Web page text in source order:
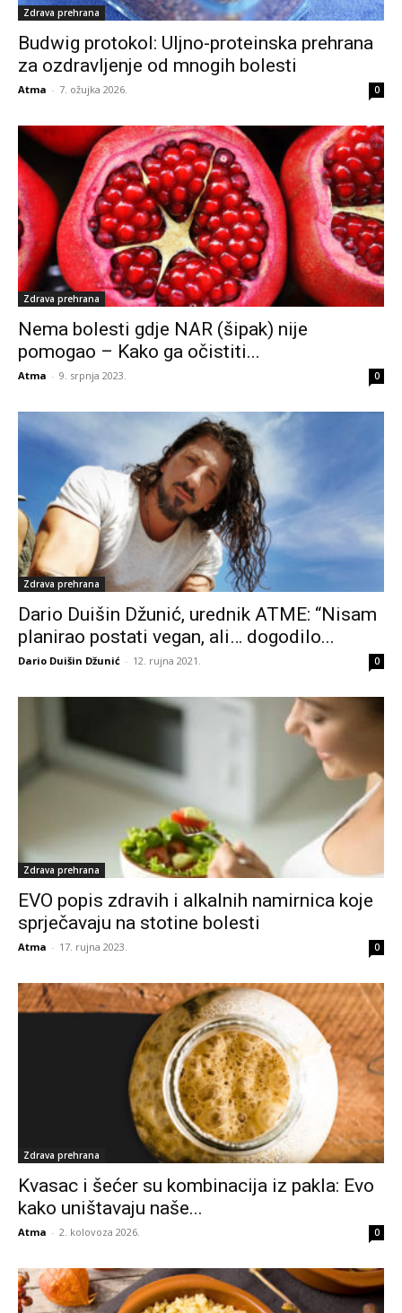
Zdrava prehrana
Budwig protokol: Uljno-proteinska prehrana
za ozdravljenje od mnogih bolesti
Atma - 7. ožujka 2026. 0
Zdrava prehrana
Nema bolesti gdje NAR (šipak) nije
pomogao – Kako ga očistiti...
Atma - 9. srpnja 2023. 0
Zdrava prehrana
Dario Duišin Džunić, urednik ATME: “Nisam
planirao postati vegan, ali… dogodilo...
Dario Duišin Džunić - 12. rujna 2021. 0
Zdrava prehrana
EVO popis zdravih i alkalnih namirnica koje
sprječavaju na stotine bolesti
Atma - 17. rujna 2023. 0
Zdrava prehrana
Kvasac i šećer su kombinacija iz pakla: Evo
kako uništavaju naše...
Atma - 2. kolovoza 2026. 0